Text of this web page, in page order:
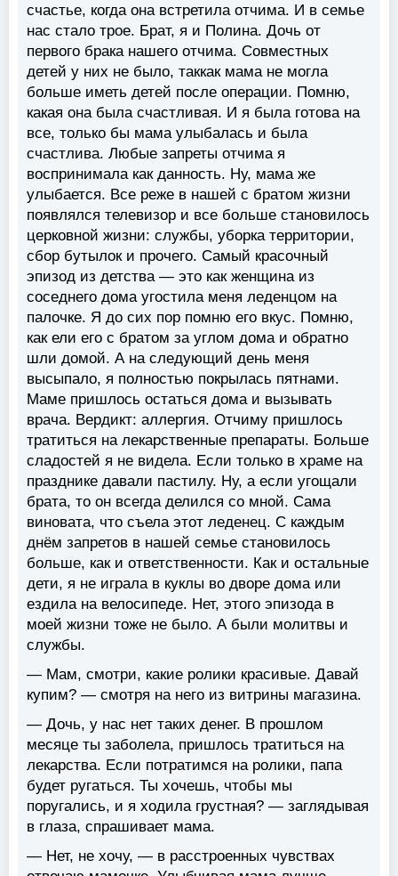
счастье, когда она встретила отчима. И в семье
нас стало трое. Брат, я и Полина. Дочь от
первого брака нашего отчима. Совместных
детей у них не было, таккак мама не могла
больше иметь детей после операции. Помню,
какая она была счастливая. И я была готова на
все, только бы мама улыбалась и была
счастлива. Любые запреты отчима я
воспринимала как данность. Ну, мама же
улыбается. Все реже в нашей с братом жизни
появлялся телевизор и все больше становилось
церковной жизни: службы, уборка территории,
сбор бутылок и прочего. Самый красочный
эпизод из детства — это как женщина из
соседнего дома угостила меня леденцом на
палочке. Я до сих пор помню его вкус. Помню,
как ели его с братом за углом дома и обратно
шли домой. А на следующий день меня
высыпало, я полностью покрылась пятнами.
Маме пришлось остаться дома и вызывать
врача. Вердикт: аллергия. Отчиму пришлось
тратиться на лекарственные препараты. Больше
сладостей я не видела. Если только в храме на
празднике давали пастилу. Ну, а если угощали
брата, то он всегда делился со мной. Сама
виновата, что съела этот леденец. С каждым
днём запретов в нашей семье становилось
больше, как и ответственности. Как и остальные
дети, я не играла в куклы во дворе дома или
ездила на велосипеде. Нет, этого эпизода в
моей жизни тоже не было. А были молитвы и
службы.
— Мам, смотри, какие ролики красивые. Давай
купим? — смотря на него из витрины магазина.
— Дочь, у нас нет таких денег. В прошлом
месяце ты заболела, пришлось тратиться на
лекарства. Если потратимся на ролики, папа
будет ругаться. Ты хочешь, чтобы мы
поругались, и я ходила грустная? — заглядывая
в глаза, спрашивает мама.
— Нет, не хочу, — в расстроенных чувствах